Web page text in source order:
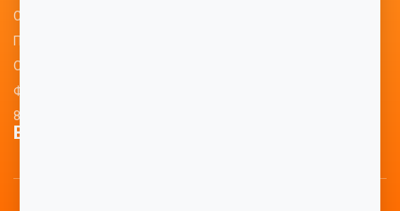
Студенческое самоуправление
Положение о совете профилактики
Обучение лиц с ОВЗ
Фотогаллерея
80 лет победы
Высшее образование